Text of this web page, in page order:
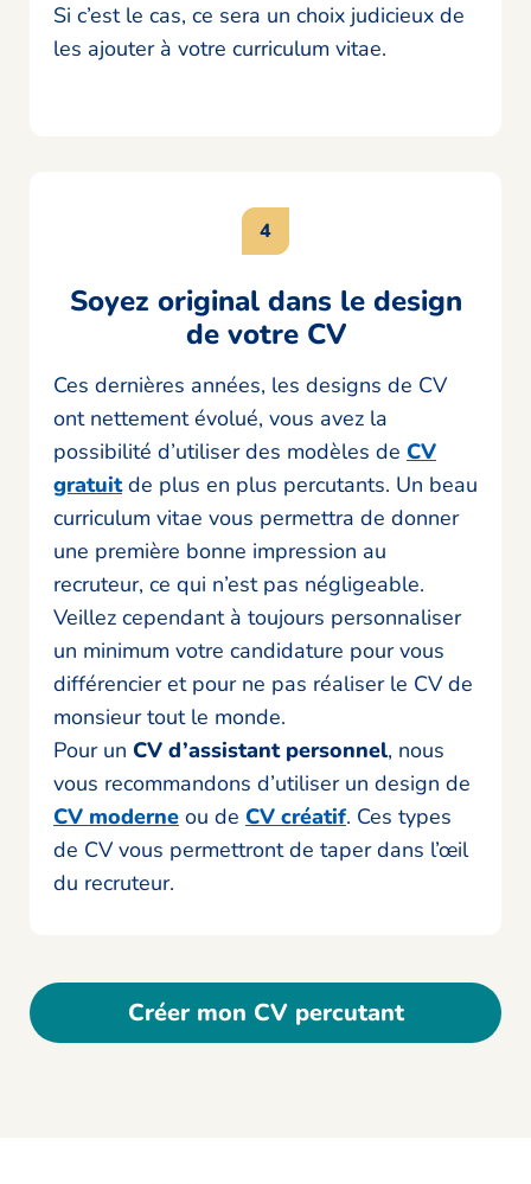
Si c’est le cas, ce sera un choix judicieux de
les ajouter à votre curriculum vitae.
Soyez original dans le design
de votre CV
Ces dernières années, les designs de CV
ont nettement évolué, vous avez la
possibilité d’utiliser des modèles de CV
gratuitde plus en plus percutants. Un beau
curriculum vitae vous permettra de donner
une première bonne impression au
recruteur, ce qui n’est pas négligeable.
Veillez cependant à toujours personnaliser
un minimum votre candidature pour vous
différencier et pour ne pas réaliser le CV de
monsieur tout le monde.
Pour un CV d’assistant personnel, nous
vous recommandons d’utiliser un design de
CV moderne ou de CV créatif. Ces types
de CV vous permettront de taper dans l’œil
du recruteur.
Créer mon CV percutant